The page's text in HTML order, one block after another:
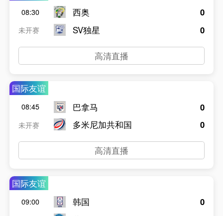
08:30
未开赛
西奥
SV独星
0
0
高清直播
国际友谊
08:45
未开赛
巴拿马
多米尼加共和国
0
0
高清直播
国际友谊
09:00
韩国
0